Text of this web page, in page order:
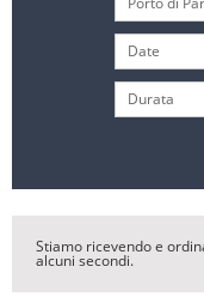
Stiamo ricevendo e
alcuni secondi.